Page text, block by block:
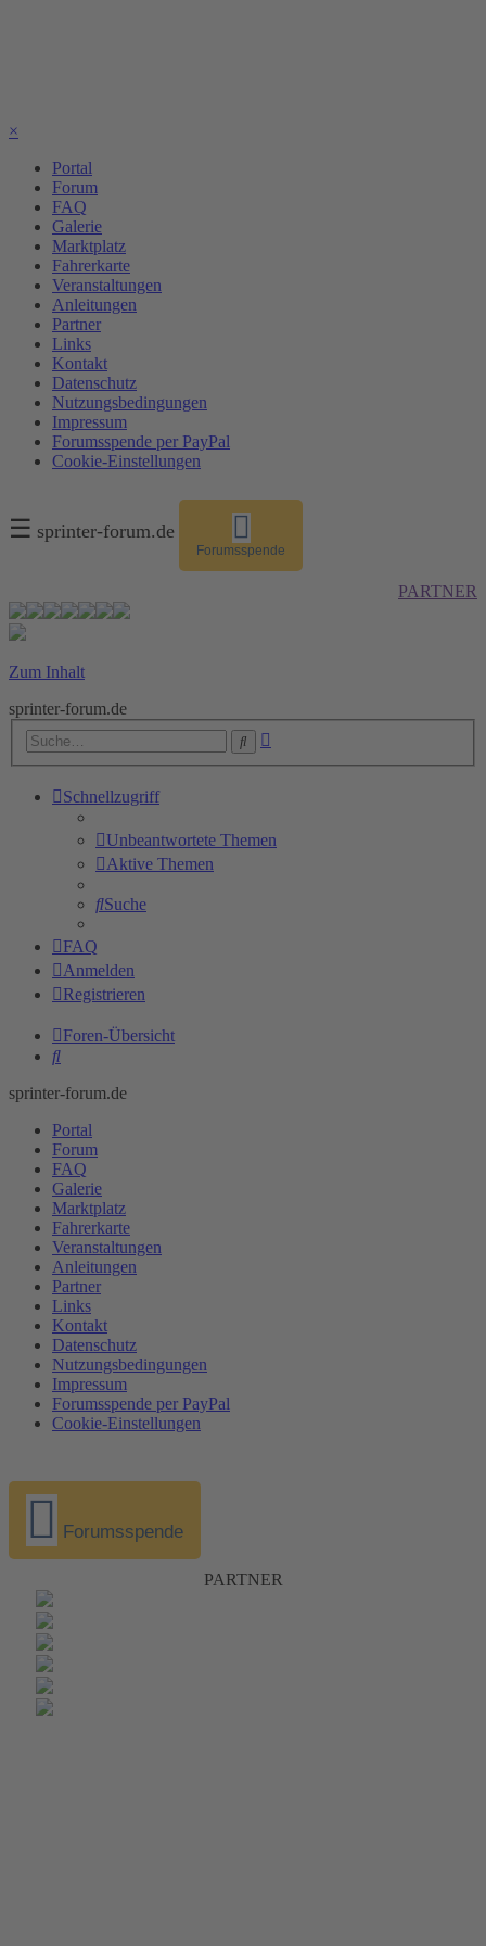
×
Portal
Forum
FAQ
Galerie
Marktplatz
Fahrerkarte
Veranstaltungen
Anleitungen
Partner
Links
Kontakt
Datenschutz
Nutzungsbedingungen
Impressum
Forumsspende per PayPal
Cookie-Einstellungen
☰ sprinter-forum.de
Forumsspende
PARTNER
Zum Inhalt
sprinter-forum.de
Suche
Schnellzugriff
Unbeantwortete Themen
Aktive Themen
Suche
FAQ
Anmelden
Registrieren
Foren-Übersicht
Suche
sprinter-forum.de
Portal
Forum
FAQ
Galerie
Marktplatz
Fahrerkarte
Veranstaltungen
Anleitungen
Partner
Links
Kontakt
Datenschutz
Nutzungsbedingungen
Impressum
Forumsspende per PayPal
Cookie-Einstellungen
Forumsspende
PARTNER